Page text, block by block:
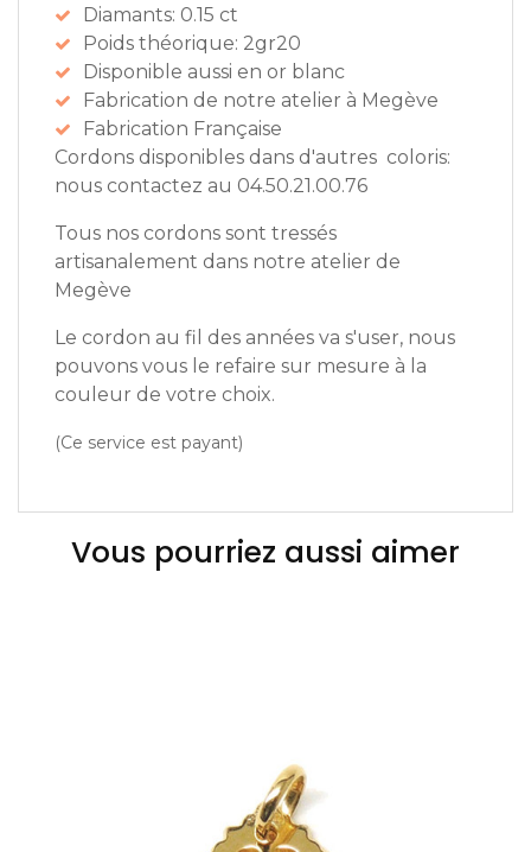
Diamants: 0.15 ct
Poids théorique: 2gr20
Disponible aussi en or blanc
Fabrication de notre atelier à Megève
Fabrication Française
Cordons disponibles dans d'autres coloris:
nous contactez au 04.50.21.00.76
Tous nos cordons sont tressés
artisanalement dans notre atelier de
Megève
Le cordon au fil des années va s'user, nous
pouvons vous le refaire sur mesure à la
couleur de votre choix.
(Ce service est payant)
Vous pourriez aussi aimer